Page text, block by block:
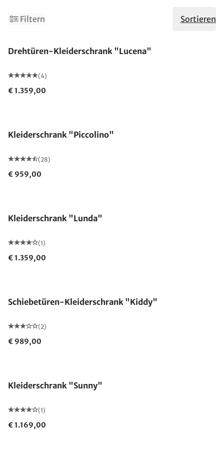
Filtern Sortieren
Drehtüren-Kleiderschrank "Lucena"
(4)
€ 1.359,00
Kleiderschrank "Piccolino"
(28)
€ 959,00
Kleiderschrank "Lunda"
(1)
€ 1.359,00
Schiebetüren-Kleiderschrank "Kiddy"
(2)
€ 989,00
Kleiderschrank "Sunny"
(1)
€ 1.169,00